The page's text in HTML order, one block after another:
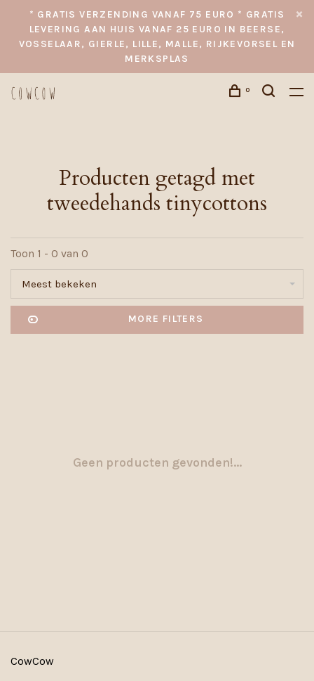
* GRATIS VERZENDING VANAF 75 EURO * GRATIS
LEVERING AAN HUIS VANAF 25 EURO IN BEERSE,
VOSSELAAR, GIERLE, LILLE, MALLE, RIJKEVORSEL EN
MERKSPLAS
0
Producten getagd met
tweedehands tinycottons
Toon 1 - 0 van 0
Meest bekeken
MORE FILTERS
Geen producten gevonden!...
CowCow